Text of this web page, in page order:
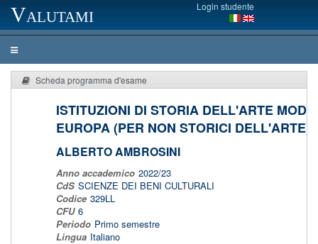
Valutami Login studente
Scheda programma d'esame
ISTITUZIONI DI STORIA DELL'ARTE
EUROPA (PER NON STORICI DELL'ARTE)
ALBERTO AMBROSINI
Anno accademico 2022/23
CdS SCIENZE DEI BENI CULTURALI
Codice 329LL
CFU 6
Periodo Primo semestre
Lingua Italiano